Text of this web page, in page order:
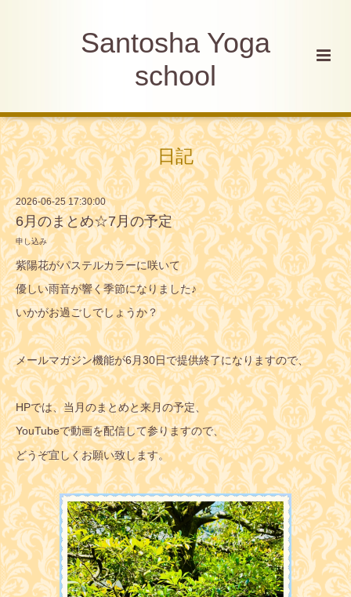
Santosha Yoga
school
日記
2026-06-25 17:30:00
6月のまとめ☆7月の予定
申し込み
紫陽花がパステルカラーに咲いて
優しい雨音が響く季節になりました♪
いかがお過ごしでしょうか？
メールマガジン機能が6月30日で提供終了になりますので、
HPでは、当月のまとめと来月の予定、
YouTubeで動画を配信して参りますので、
どうぞ宜しくお願い致します。